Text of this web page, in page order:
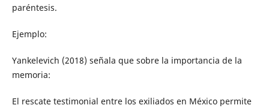
paréntesis.
Ejemplo:
Yankelevich (2018) señala que sobre la importancia de la
memoria:
El rescate testimonial entre los exiliados en México permite